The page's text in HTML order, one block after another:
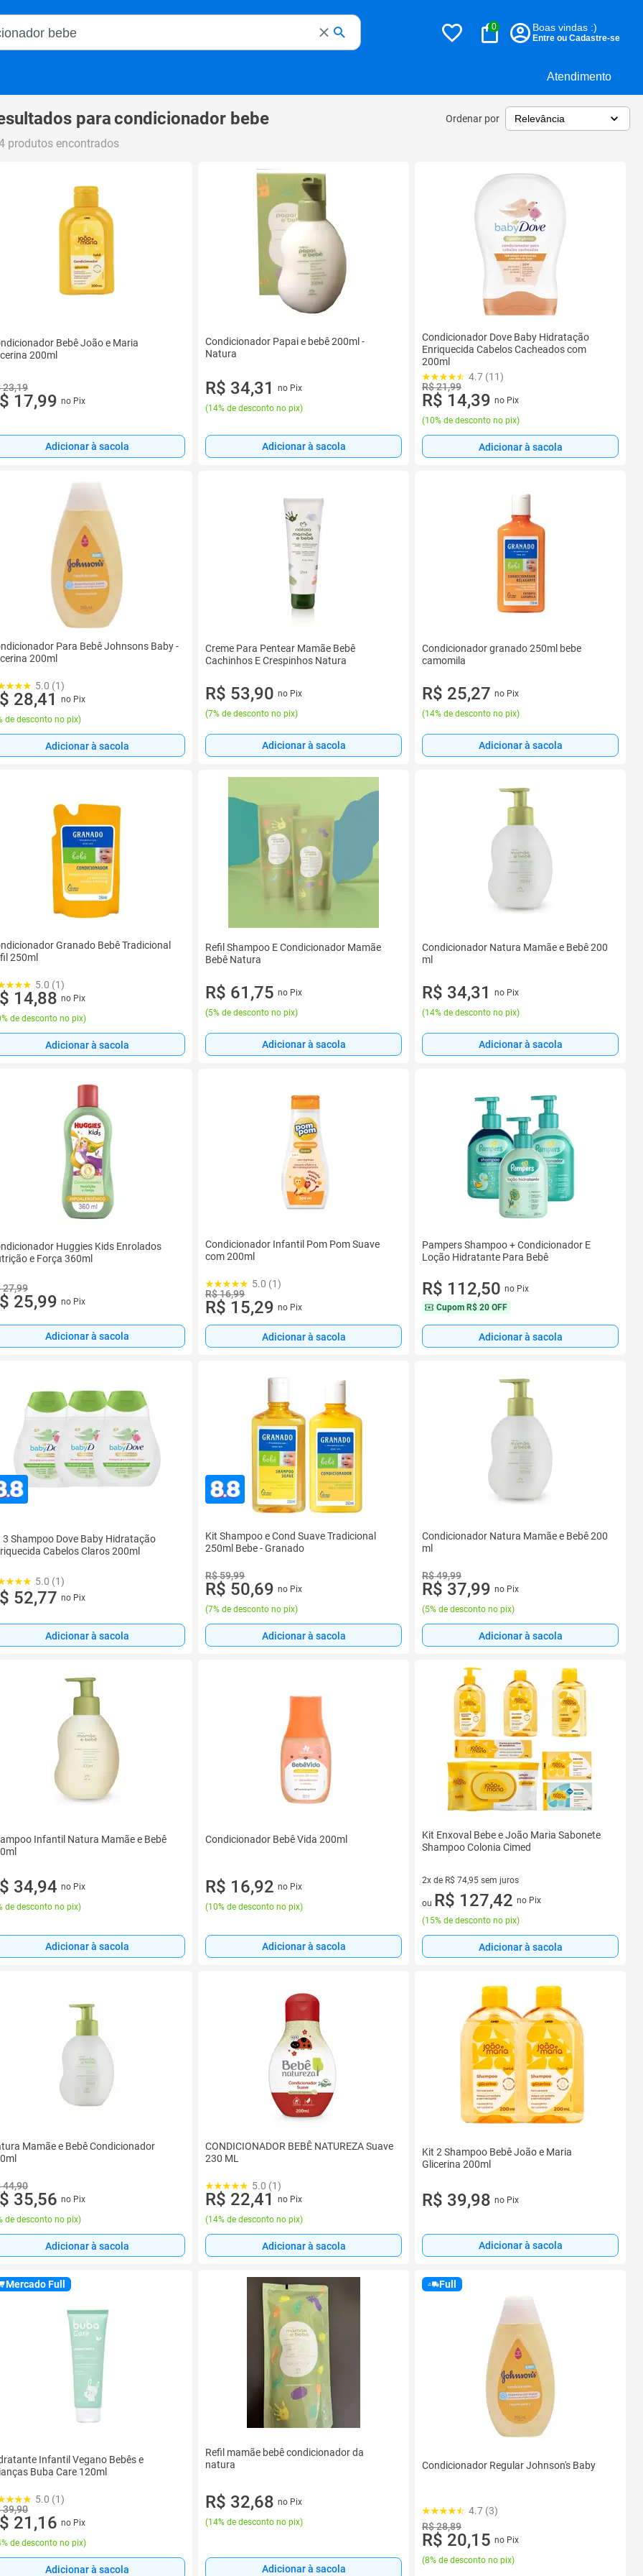
Atendimento
Magalu
0 Boas vindas :)
Entre ou Cadastre-se
paracondicionador bebe Ordenar por
produtos encontrados
Bebê João e Maria
200ml
23,19
17,99 no Pix
Adicionar à sacola
Condicionador Papai e bebê 200ml -
Natura
R$ 34,31
no Pix
(14% de desconto no pix)
Adicionar à sacola
Condicionador Dove Baby Hidratação
Enriquecida Cabelos Cacheados com
200ml
4.7 (11)
R$ 21,99
R$ 14,39 no Pix
(10% de desconto no pix)
Adicionar à sacola
Para Bebê Johnsons Baby -
200ml
5.0 (1)
28,41
no Pix
de desconto no pix)
Adicionar à sacola
Creme Para Pentear Mamãe Bebê
Cachinhos E Crespinhos Natura
R$ 53,90 no Pix
(7% de desconto no pix)
Adicionar à sacola
Condicionador granado 250ml bebe
camomila
R$ 25,27 no Pix
(14% de desconto no pix)
Adicionar à sacola
Granado Bebê Tradicional
250ml
5.0 (1)
14,88 no Pix
de desconto no pix)
Adicionar à sacola
Refil Shampoo E Condicionador Mamãe
Bebê Natura
R$ 61,75 no Pix
(5% de desconto no pix)
Adicionar à sacola
Condicionador Natura Mamãe e Bebê 200
ml
R$ 34,31
no Pix
(14% de desconto no pix)
Adicionar à sacola
Huggies Kids Enrolados
e Força 360ml
27,99
25,99 no Pix
Adicionar à sacola
Condicionador Infantil Pom Pom Suave
com 200ml
5.0 (1)
R$ 16,99
R$ 15,29 no Pix
Adicionar à sacola
Pampers Shampoo + Condicionador E
Loção Hidratante Para Bebê
R$ 112,50 no Pix
Cupom R$ 20 OFF
Adicionar à sacola
3 Shampoo Dove Baby Hidratação
Cabelos Claros 200ml
5.0 (1)
52,77 no Pix
Adicionar à sacola
Kit Shampoo e Cond Suave Tradicional
250ml Bebe - Granado
R$ 59,99
R$ 50,69 no Pix
(7% de desconto no pix)
Adicionar à sacola
Condicionador Natura Mamãe e Bebê 200
ml
R$ 49,99
R$ 37,99 no Pix
(5% de desconto no pix)
Adicionar à sacola
Infantil Natura Mamãe e Bebê
34,94 no Pix
de desconto no pix)
Adicionar à sacola
Condicionador Bebê Vida 200ml
R$ 16,92 no Pix
(10% de desconto no pix)
Adicionar à sacola
Kit Enxoval Bebe e João Maria Sabonete
Shampoo Colonia Cimed
2x de R$ 74,95 sem juros
2 vez de R$ 74,95 sem juros
ou R$ 127,42 no Pix
(15% de desconto no pix)
Adicionar à sacola
Mamãe e Bebê Condicionador
44,90
35,56 no Pix
de desconto no pix)
Adicionar à sacola
CONDICIONADOR BEBÊ NATUREZA Suave
230 ML
5.0 (1)
R$ 22,41
no Pix
(14% de desconto no pix)
Adicionar à sacola
Kit 2 Shampoo Bebê João e Maria
Glicerina 200ml
R$ 39,98 no Pix
Adicionar à sacola
Mercado Full
Infantil Vegano Bebês e
Buba Care 120ml
5.0 (1)
39,90
21,16 no Pix
de desconto no pix)
Adicionar à sacola
Refil mamãe bebê condicionador da
natura
R$ 32,68 no Pix
(14% de desconto no pix)
Adicionar à sacola
Full
Condicionador Regular Johnson's Baby
4.7 (3)
R$ 28,89
R$ 20,15 no Pix
(8% de desconto no pix)